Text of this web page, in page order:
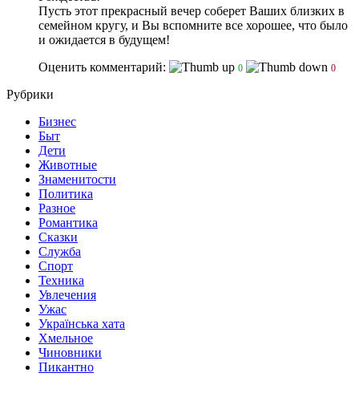
Пусть этот прекрасный вечер соберет Ваших близких в
семейном кругу, и Вы вспомните все хорошее, что было
и ожидается в будущем!
Оценить комментарий:
0 0
Рубрики
Бизнес
Быт
Дети
Животные
Знаменитости
Политика
Разное
Романтика
Сказки
Служба
Спорт
Техника
Увлечения
Ужас
Українська хата
Хмельное
Чиновники
Пикантно